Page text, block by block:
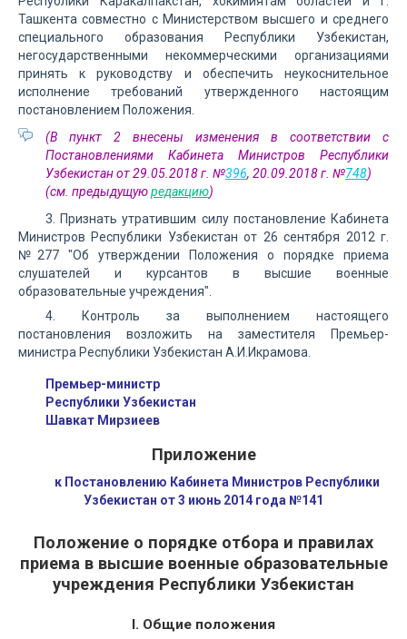
Ташкента совместно с Министерством высшего и среднего
специального образования Республики Узбекистан,
негосударственными некоммерческими организациями
принять к руководству и обеспечить неукоснительное
исполнение требований утвержденного настоящим
постановлением Положения.
(В пункт 2 внесены изменения в соответствии с
Постановлениями Кабинета Министров Республики
Узбекистан от 29.05.2018 г. №396, 20.09.2018 г. №748)
(см. предыдущуюредакцию)
3. Признать утратившим силу постановление Кабинета
Министров Республики Узбекистан от 26 сентября 2012 г.
№277 "Об утверждении Положения о порядке приема
слушателей и курсантов в высшие военные
образовательные учреждения".
4. Контроль за выполнением настоящего
постановления возложить на заместителя Премьер-
министра Республики Узбекистан А.И.Икрамова.
Премьер-министр
Республики Узбекистан
Шавкат Мирзиеев
Приложение
к Постановлению Кабинета Министров Республики
Узбекистан от 3 июнь 2014 года №141
Положение о порядке отбора и правилах
приема в высшие военные образовательные
учреждения Республики Узбекистан
I. Общие положения